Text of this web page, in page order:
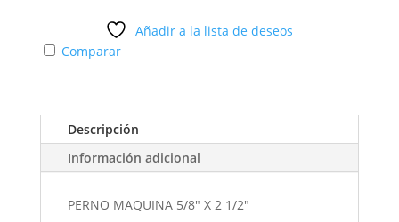
Añadir a la lista de deseos
Comparar
Descripción
Información adicional
PERNO MAQUINA 5/8" X 2 1/2"